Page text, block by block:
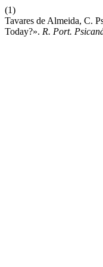
(1)
Tavares de Almeida, C.
Today?». R. Port.